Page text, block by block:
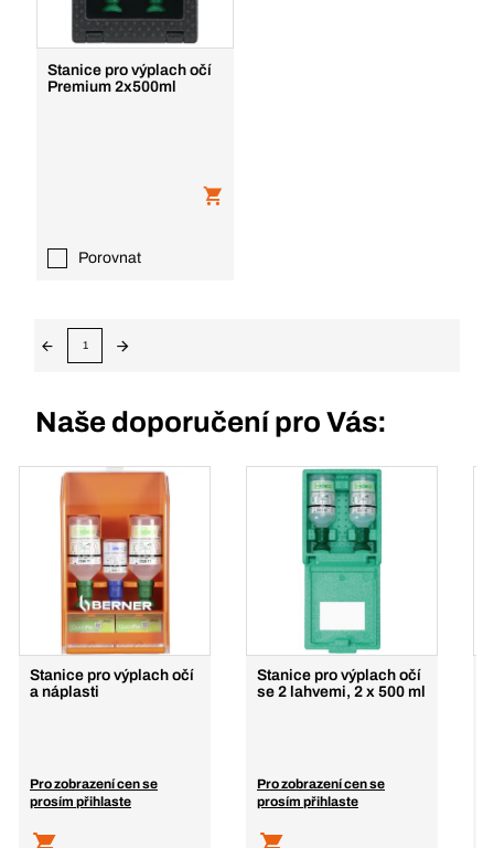
Stanice pro výplach očí
Premium 2x500ml
Porovnat
1
Naše doporučení pro Vás:
Stanice pro výplach očí
a náplasti
Pro zobrazení cen se
prosím přihlaste
Stanice pro výplach očí
se 2 lahvemi, 2 x 500 ml
Pro zobrazení cen se
prosím přihlaste